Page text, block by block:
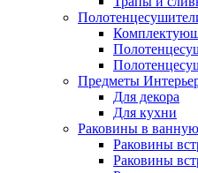
Предметы
Для декора
Для кухни
Раковины в ванную
Раковины
Раковины